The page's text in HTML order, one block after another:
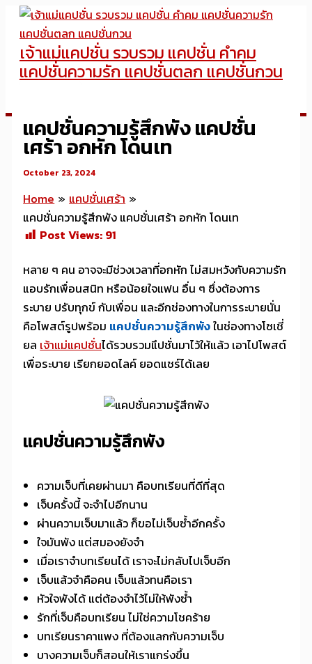
Skip
content
เจ้าแม่แคปชั่น รวบรวม แคปชั่น คำคม
แคปชั่นความรัก แคปชั่นตลก แคปชั่นกวน
แคปชั่นความรู้สึกพัง แคปชั่น
เศร้า อกหัก โดนเท
October 23, 2024
Home
แคปชั่นเศร้า
แคปชั่นความรู้สึกพัง แคปชั่นเศร้า อกหัก โดนเท
Post Views: 91
หลาย ๆ คน อาจจะมีช่วงเวลาที่อกหัก ไม่สมหวังกับความรัก
แอบรักเพื่อนสนิท หรือน้อยใจแฟน อื่น ๆ ซึ่งต้องการ
ระบาย ปรับทุกข์ กับเพื่อน และอีกช่องทางในการระบายนั่น
คือโพสต์รูปพร้อม แคปชั่นความรู้สึกพังในช่องทางโซเชี่
ยล เจ้าแม่แคปชั่นได้รวบรวมแึปชั่นมาไว้ให้แล้ว เอาไปโพสต์
เพื่อระบาย เรียกยอดไลค์ ยอดแชร์ได้เลย
แคปชั่นความรู้สึกพัง
ความเจ็บที่เคยผ่านมา คือบทเรียนที่ดีที่สุด
เจ็บครั้งนี้ จะจำไปอีกนาน
ผ่านความเจ็บมาแล้ว ก็ขอไม่เจ็บซ้ำอีกครั้ง
ใจมันพัง แต่สมองยังจำ
เมื่อเราจำบทเรียนได้ เราจะไม่กลับไปเจ็บอีก
เจ็บแล้วจำคือคน เจ็บแล้วทนคือเรา
หัวใจพังได้ แต่ต้องจำไว้ไม่ให้พังซ้ำ
รักที่เจ็บคือบทเรียน ไม่ใช่ความโชคร้าย
บทเรียนราคาแพง ที่ต้องแลกกับความเจ็บ
บางความเจ็บก็สอนให้เราแกร่งขึ้น